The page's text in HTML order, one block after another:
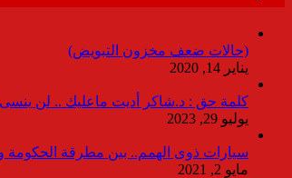
(حالات ضعف مخزون التبويض)
يناير 14, 2020
كلمة حق : د.شاكر أديت ماعليك .. لن ينسى التاريخ ١٠ سنوات
يوليو 29, 2023
سيارات ذوى الهمم.. بين مطرقة الحكومة
مايو 2, 2021